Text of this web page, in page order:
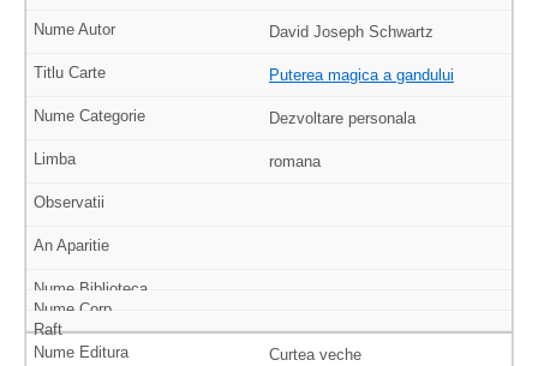
David Joseph Schwartz
Puterea magica a gandului
Dezvoltare personala
romana
Curtea veche